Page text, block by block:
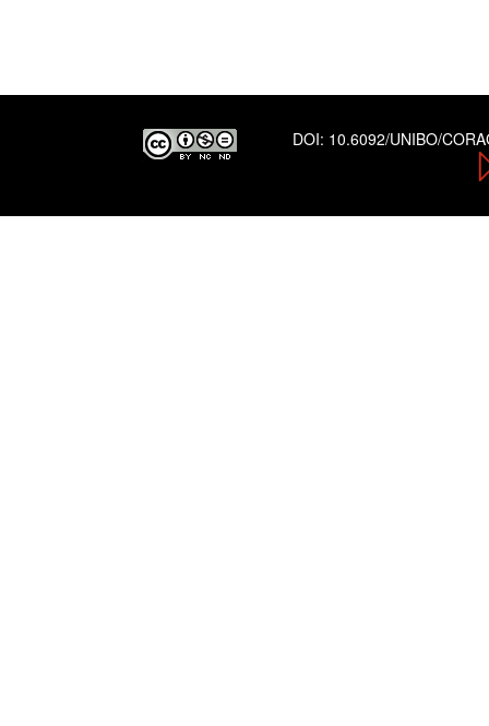
DOI: 10.6092/UNIBO/